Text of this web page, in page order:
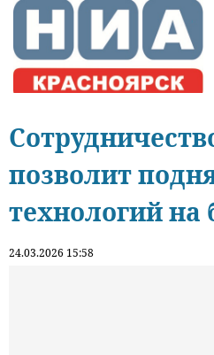
позволит
технологий на
24.03.2026 15:58